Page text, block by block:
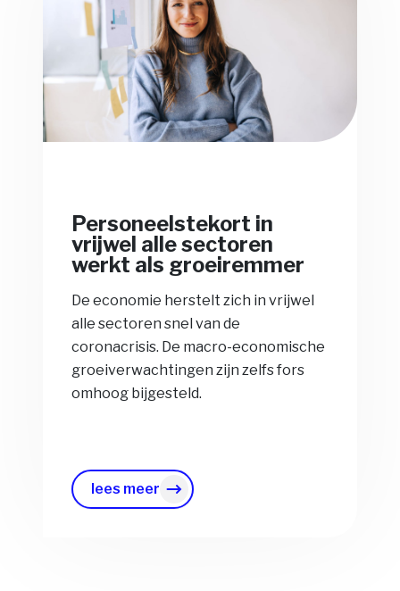
Personeelstekort in
vrijwel alle sectoren
werkt als groeiremmer
De economie herstelt zich in vrijwel
alle sectoren snel van de
coronacrisis. De macro-economische
groeiverwachtingen zijn zelfs fors
omhoog bijgesteld.
lees meer